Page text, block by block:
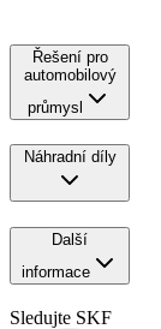
Řešení pro
automobilový
průmysl
Náhradní díly
Další
informace
Sledujte SKF